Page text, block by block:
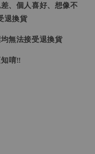
、個人喜好、想像不
退換貨
無法接受退換貨
唷‼